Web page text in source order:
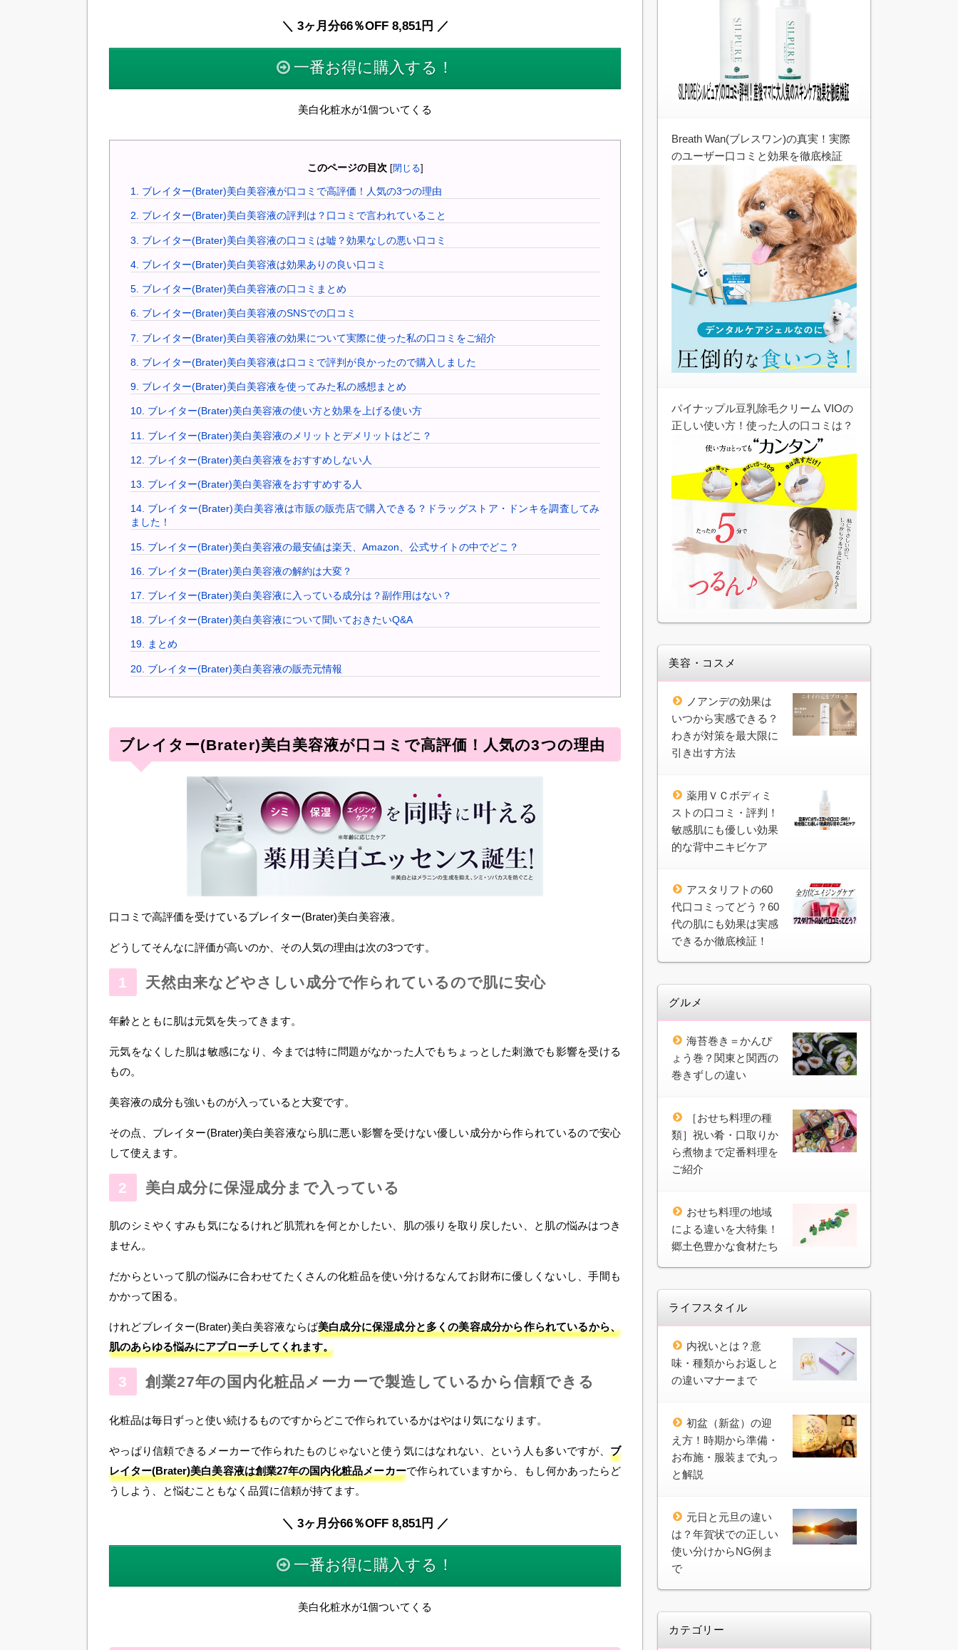
＼ 3ヶ月分66％OFF 8,851円 ／
一番お得に購入する！
美白化粧水が1個ついてくる
このページの目次 [閉じる]
1. ブレイター(Brater)美白美容液が口コミで高評価！人気の3つの理由
2. ブレイター(Brater)美白美容液の評判は？口コミで言われていること
3. ブレイター(Brater)美白美容液の口コミは嘘？効果なしの悪い口コミ
4. ブレイター(Brater)美白美容液は効果ありの良い口コミ
5. ブレイター(Brater)美白美容液の口コミまとめ
6. ブレイター(Brater)美白美容液のSNSでの口コミ
7. ブレイター(Brater)美白美容液の効果について実際に使った私の口コミをご紹介
8. ブレイター(Brater)美白美容液は口コミで評判が良かったので購入しました
9. ブレイター(Brater)美白美容液を使ってみた私の感想まとめ
10. ブレイター(Brater)美白美容液の使い方と効果を上げる使い方
11. ブレイター(Brater)美白美容液のメリットとデメリットはどこ？
12. ブレイター(Brater)美白美容液をおすすめしない人
13. ブレイター(Brater)美白美容液をおすすめする人
14. ブレイター(Brater)美白美容液は市販の販売店で購入できる？ドラッグストア・ドンキを調査してみ
ました！
15. ブレイター(Brater)美白美容液の最安値は楽天、Amazon、公式サイトの中でどこ？
16. ブレイター(Brater)美白美容液の解約は大変？
17. ブレイター(Brater)美白美容液に入っている成分は？副作用はない？
18. ブレイター(Brater)美白美容液について聞いておきたいQ&A
19. まとめ
20. ブレイター(Brater)美白美容液の販売元情報
ブレイター(Brater)美白美容液が口コミで高評価！人気の3つの理由
口コミで高評価を受けているブレイター(Brater)美白美容液。
どうしてそんなに評価が高いのか、その人気の理由は次の3つです。
天然由来などやさしい成分で作られているので肌に安心
年齢とともに肌は元気を失ってきます。
元気をなくした肌は敏感になり、今までは特に問題がなかった人でもちょっとした刺激でも影響を受ける
もの。
美容液の成分も強いものが入っていると大変です。
その点、ブレイター(Brater)美白美容液なら肌に悪い影響を受けない優しい成分から作られているので安心
して使えます。
美白成分に保湿成分まで入っている
肌のシミやくすみも気になるけれど肌荒れを何とかしたい、肌の張りを取り戻したい、と肌の悩みはつき
ません。
だからといって肌の悩みに合わせてたくさんの化粧品を使い分けるなんてお財布に優しくないし、手間も
かかって困る。
けれどブレイター(Brater)美白美容液ならば美白成分に保湿成分と多くの美容成分から作られているから、
肌のあらゆる悩みにアプローチしてくれます。
創業27年の国内化粧品メーカーで製造しているから信頼できる
化粧品は毎日ずっと使い続けるものですからどこで作られているかはやはり気になります。
やっぱり信頼できるメーカーで作られたものじゃないと使う気にはなれない、という人も多いですが、 ブ
レイター(Brater)美白美容液は創業27年の国内化粧品メーカーで作られていますから、もし何かあったらど
うしよう、と悩むこともなく品質に信頼が持てます。
＼ 3ヶ月分66％OFF 8,851円 ／
一番お得に購入する！
美白化粧水が1個ついてくる
Breath Wan(ブレスワン)の真実！実際
のユーザー口コミと効果を徹底検証
パイナップル豆乳除毛クリーム VIOの
正しい使い方！使った人の口コミは？
美容・コスメ
ノアンデの効果は
いつから実感できる？
わきが対策を最大限に
引き出す方法
薬用ＶＣボディミ
ストの口コミ・評判！
敏感肌にも優しい効果
的な背中ニキビケア
アスタリフトの60
代口コミってどう？60
代の肌にも効果は実感
できるか徹底検証！
グルメ
海苔巻き＝かんぴ
ょう巻？関東と関西の
巻きずしの違い
［おせち料理の種
類］祝い肴・口取りか
ら煮物まで定番料理を
ご紹介
おせち料理の地域
による違いを大特集！
郷土色豊かな食材たち
ライフスタイル
内祝いとは？意
味・種類からお返しと
の違いマナーまで
初盆（新盆）の迎
え方！時期から準備・
お布施・服装まで丸っ
と解説
元日と元旦の違い
は？年賀状での正しい
使い分けからNG例ま
で
カテゴリー